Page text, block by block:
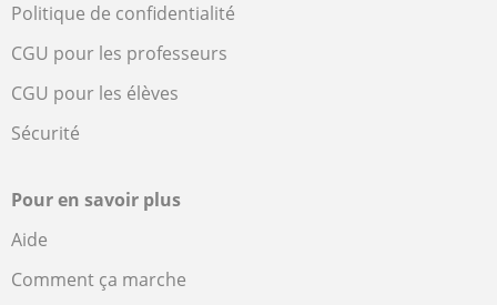
Politique de confidentialité
CGU pour les professeurs
CGU pour les élèves
Sécurité
Pour en savoir plus
Aide
Comment ça marche